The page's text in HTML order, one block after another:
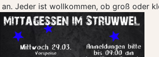
Jeder ist wollkommen, ob groß oder